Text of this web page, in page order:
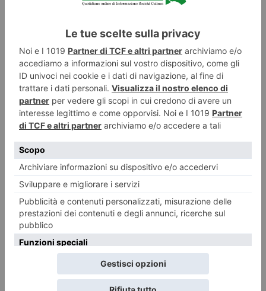
“Carcere piazza di spaccio”: agente sospeso
Aveva rilasciato un’intervista al Tg5 e l’agente scelto di polizia
penitenziaria è stato sospeso dal servizio